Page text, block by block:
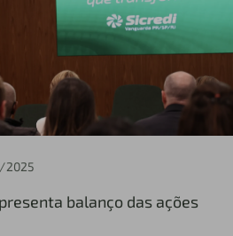
2025
balanço das ações